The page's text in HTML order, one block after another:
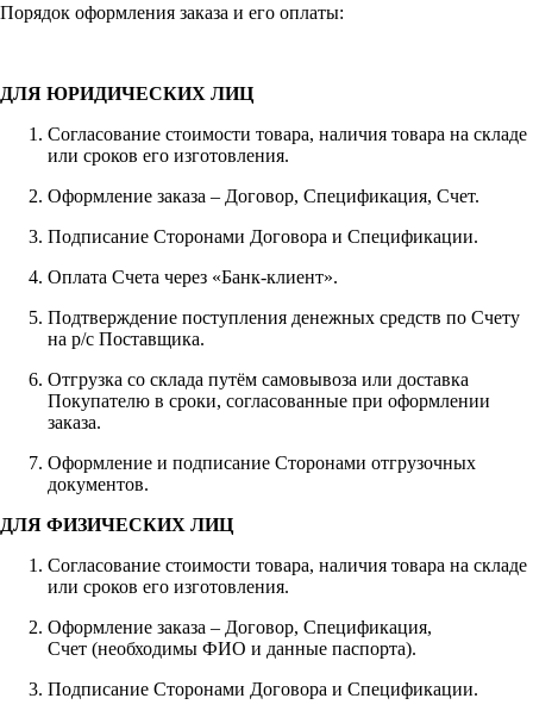
Порядок оформления заказа и его оплаты:
ДЛЯ ЮРИДИЧЕСКИХ ЛИЦ
Согласование стоимости товара, наличия товара на складе
или сроков его изготовления.
Оформление заказа – Договор, Спецификация, Счет.
Подписание Сторонами Договора и Спецификации.
Оплата Счета через «Банк-клиент».
Подтверждение поступления денежных средств по Счету
на р/с Поставщика.
Отгрузка со склада путём самовывоза или доставка
Покупателю в сроки, согласованные при оформлении
заказа.
Оформление и подписание Сторонами отгрузочных
документов.
ДЛЯ ФИЗИЧЕСКИХ ЛИЦ
Согласование стоимости товара, наличия товара на складе
или сроков его изготовления.
Оформление заказа – Договор, Спецификация,
Счет (необходимы ФИО и данные паспорта).
Подписание Сторонами Договора и Спецификации.